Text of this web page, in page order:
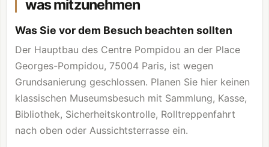
was mitzunehmen
Was Sie vor dem Besuch beachten sollten
Der Hauptbau des Centre Pompidou an der Place
Georges-Pompidou, 75004 Paris, ist wegen
Grundsanierung geschlossen. Planen Sie hier keinen
klassischen Museumsbesuch mit Sammlung, Kasse,
Bibliothek, Sicherheitskontrolle, Rolltreppenfahrt
nach oben oder Aussichtsterrasse ein.